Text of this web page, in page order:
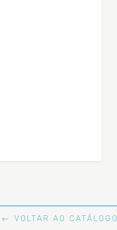
← VOLTAR AO CATÁLOGO